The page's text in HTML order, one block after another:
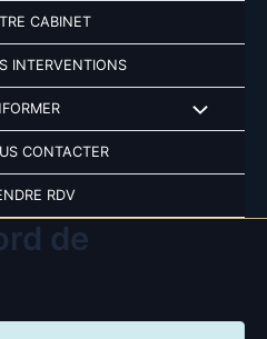
CABINET
INTERVENTIONS
CONTACTER
RDV
de